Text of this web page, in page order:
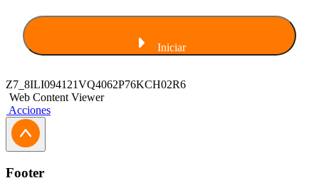
Iniciar
Z7_8ILI094121VQ4062P76KCH02R6
Web Content Viewer
Acciones
Footer